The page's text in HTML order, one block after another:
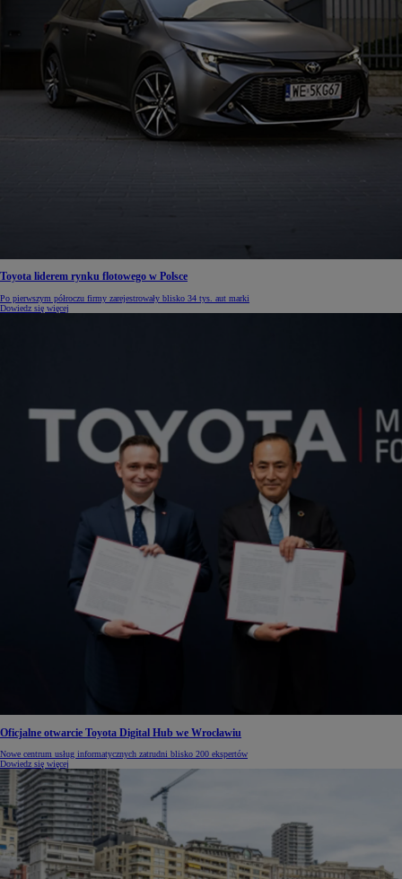
Toyota liderem rynku flotowego w Polsce
Po pierwszym półroczu firmy zarejestrowały blisko 34 tys. aut marki
Dowiedz się więcej
Oficjalne otwarcie Toyota Digital Hub we Wrocławiu
Nowe centrum usług informatycznych zatrudni blisko 200 ekspertów
Dowiedz się więcej